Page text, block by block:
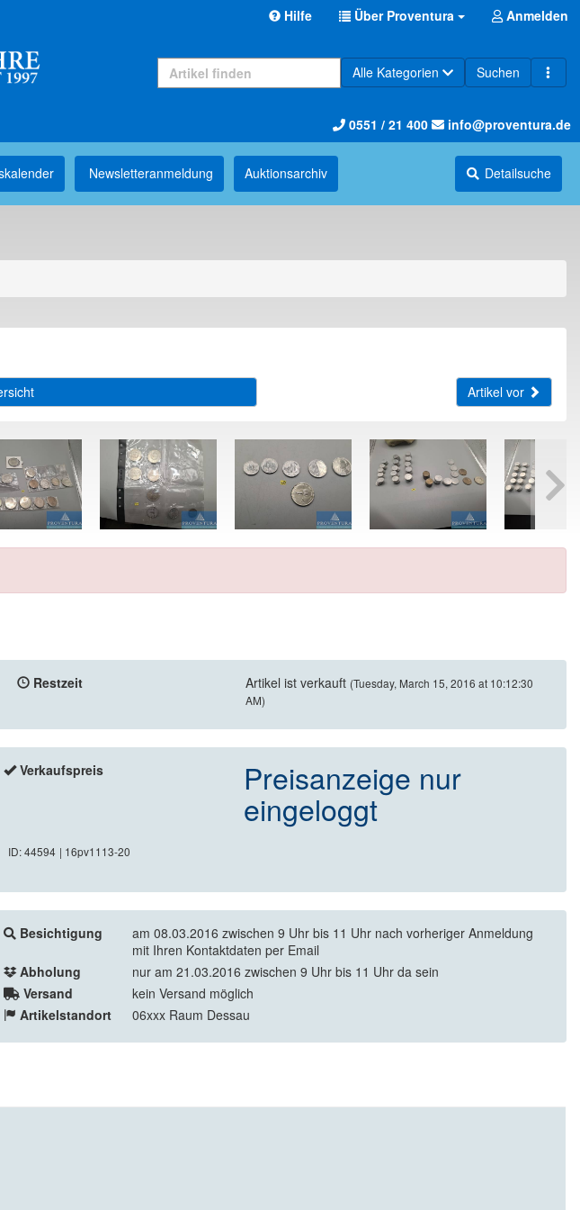
Hilfe Über Proventura Anmelden
Alle Kategorien Suchen
0551 / 21 400 info@proventura.de
Newsletter­anmeldung Auktions­archiv Detailsuche
Artikel vor
Restzeit Artikel ist verkauft (Tuesday, March 15, 2016 at 10:12:30
AM)
Verkaufspreis Preisanzeige nur
eingeloggt
ID: 44594 | 16pv1113-20
Besichtigung
am 08.03.2016 zwischen 9 Uhr bis 11 Uhr nach vorheriger Anmeldung
mit Ihren Kontaktdaten per Email
Abholung
nur am 21.03.2016 zwischen 9 Uhr bis 11 Uhr da sein
Versand
kein Versand möglich
Artikelstandort
06xxx Raum Dessau